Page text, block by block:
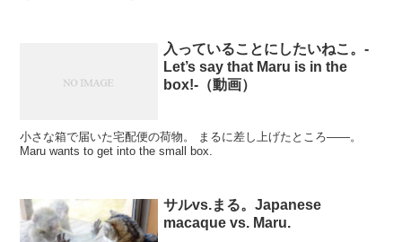
入っていることにしたいねこ。-
Let’s say that Maru is in the
box!-（動画）
小さな箱で届いた宅配便の荷物。 まるに差し上げたところ――。
Maru wants to get into the small box.
サルvs.まる。Japanese
macaque vs. Maru.